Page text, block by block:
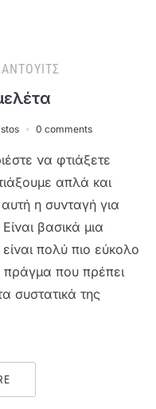
0 comments
να φτιάξετε
απλά και
η συνταγή για
βασικά μια
πολύ πιο εύκολο
πράγμα που πρέπει
συστατικά της